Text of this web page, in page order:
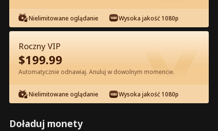
Odcinek 65 - Odrodzenie Zdradzonej
Alfa Pełna Wersja Filmu
0-49 50-74 Wszystkie Odcinki
65 66 67 68 69
Nielimitowane oglądanie Wysoka jakość 1080p
Roczny VIP
$199.99
Automatycznie odnawiaj. Anuluj w dowolnym momencie.
Nielimitowane oglądanie Wysoka jakość 1080p
Doładuj monety